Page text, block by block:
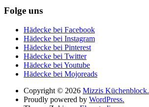
Folge uns
Hädecke bei Facebook
Hädecke bei Instagram
Hädecke bei Pinterest
Hädecke bei Twitter
Hädecke bei Youtube
Hädecke bei Mojoreads
Copyright © 2026 Mizzis Küchenblock.
Proudly powered by WordPress.